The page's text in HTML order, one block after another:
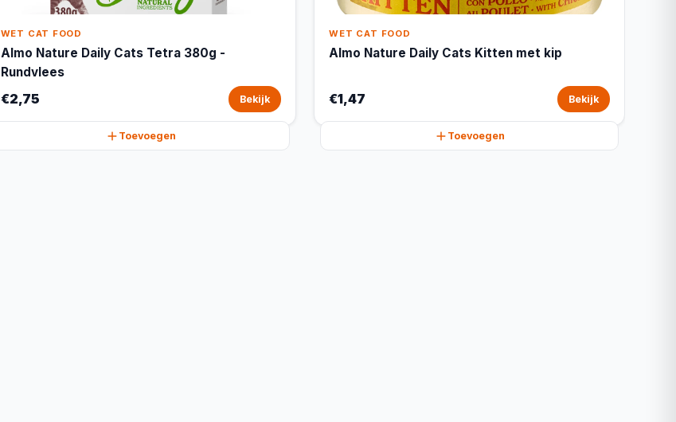
WET CAT FOOD
Almo Nature Daily Cats Tetra 380g -
Rundvlees
€2,75 Bekijk
Toevoegen
WET CAT FOOD
Almo Nature Daily Cats Kitten met kip
€1,47 Bekijk
Toevoegen